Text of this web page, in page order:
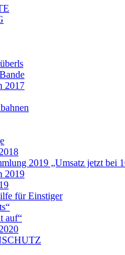
2017
2019 „Umsatz jetzt bei
2019
für Einstiger
auf“